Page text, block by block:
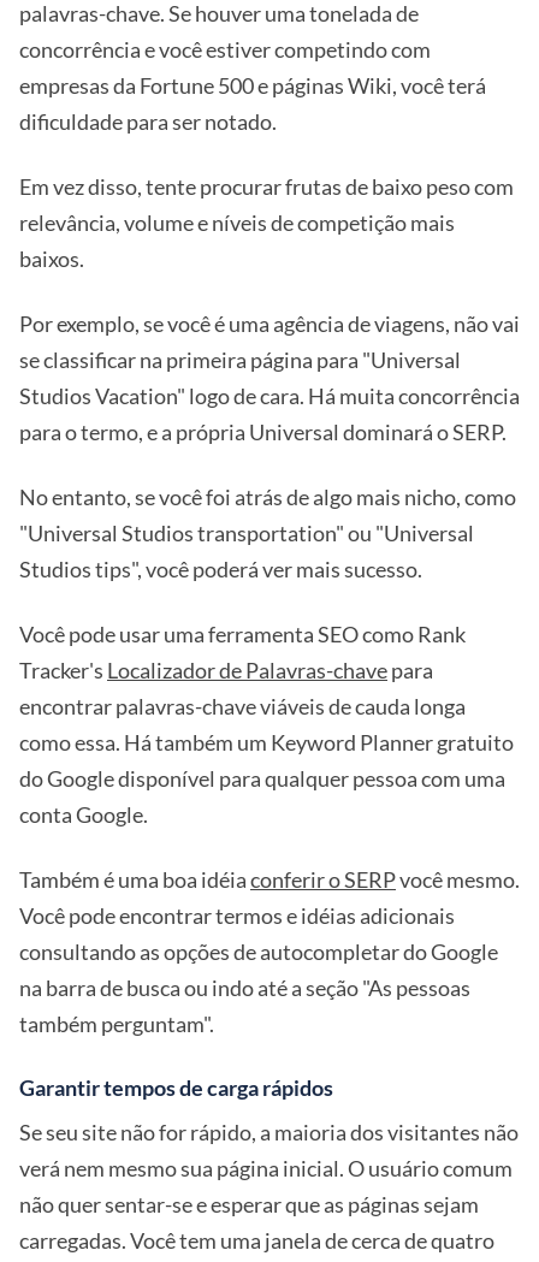
palavras-chave. Se houver uma tonelada de
concorrência e você estiver competindo com
empresas da Fortune 500 e páginas Wiki, você terá
dificuldade para ser notado.
Em vez disso, tente procurar frutas de baixo peso com
relevância, volume e níveis de competição mais
baixos.
Por exemplo, se você é uma agência de viagens, não vai
se classificar na primeira página para "Universal
Studios Vacation" logo de cara. Há muita concorrência
para o termo, e a própria Universal dominará o SERP.
No entanto, se você foi atrás de algo mais nicho, como
"Universal Studios transportation" ou "Universal
Studios tips", você poderá ver mais sucesso.
Você pode usar uma ferramenta SEO como Rank
Tracker's Localizador de Palavras-chavepara
encontrar palavras-chave viáveis de cauda longa
como essa. Há também um Keyword Planner gratuito
do Google disponível para qualquer pessoa com uma
conta Google.
Também é uma boa idéiaconferir o SERPvocê mesmo.
Você pode encontrar termos e idéias adicionais
consultando as opções de autocompletar do Google
na barra de busca ou indo até a seção "As pessoas
também perguntam".
Garantir tempos de carga rápidos
Se seu site não for rápido, a maioria dos visitantes não
verá nem mesmo sua página inicial. O usuário comum
não quer sentar-se e esperar que as páginas sejam
carregadas. Você tem uma janela de cerca de quatro